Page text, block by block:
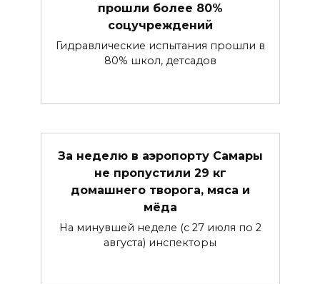
прошли более 80%
соцучреждений
Гидравлические испытания прошли в
80% школ, детсадов
За неделю в аэропорту Самары
не пропустили 29 кг
домашнего творога, мяса и
мёда
На минувшей неделе (с 27 июля по 2
августа) инспекторы